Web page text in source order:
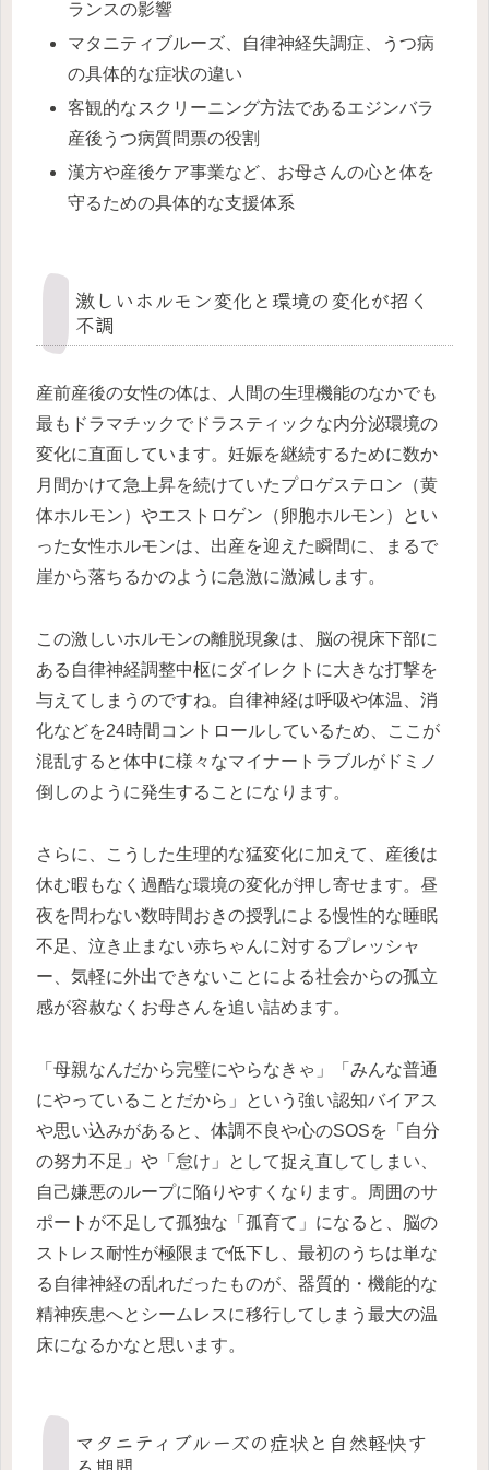
ランスの影響
マタニティブルーズ、自律神経失調症、うつ病
の具体的な症状の違い
客観的なスクリーニング方法であるエジンバラ
産後うつ病質問票の役割
漢方や産後ケア事業など、お母さんの心と体を
守るための具体的な支援体系
激しいホルモン変化と環境の変化が招く
不調
産前産後の女性の体は、人間の生理機能のなかでも
最もドラマチックでドラスティックな内分泌環境の
変化に直面しています。妊娠を継続するために数か
月間かけて急上昇を続けていたプロゲステロン（黄
体ホルモン）やエストロゲン（卵胞ホルモン）とい
った女性ホルモンは、出産を迎えた瞬間に、まるで
崖から落ちるかのように急激に激減します。
この激しいホルモンの離脱現象は、脳の視床下部に
ある自律神経調整中枢にダイレクトに大きな打撃を
与えてしまうのですね。自律神経は呼吸や体温、消
化などを24時間コントロールしているため、ここが
混乱すると体中に様々なマイナートラブルがドミノ
倒しのように発生することになります。
さらに、こうした生理的な猛変化に加えて、産後は
休む暇もなく過酷な環境の変化が押し寄せます。昼
夜を問わない数時間おきの授乳による慢性的な睡眠
不足、泣き止まない赤ちゃんに対するプレッシャ
ー、気軽に外出できないことによる社会からの孤立
感が容赦なくお母さんを追い詰めます。
「母親なんだから完璧にやらなきゃ」「みんな普通
にやっていることだから」という強い認知バイアス
や思い込みがあると、体調不良や心のSOSを「自分
の努力不足」や「怠け」として捉え直してしまい、
自己嫌悪のループに陥りやすくなります。周囲のサ
ポートが不足して孤独な「孤育て」になると、脳の
ストレス耐性が極限まで低下し、最初のうちは単な
る自律神経の乱れだったものが、器質的・機能的な
精神疾患へとシームレスに移行してしまう最大の温
床になるかなと思います。
マタニティブルーズの症状と自然軽快す